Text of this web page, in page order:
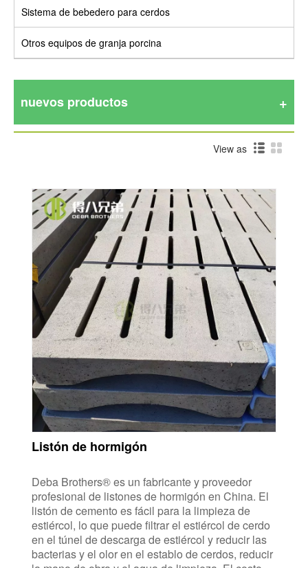
Sistema de bebedero para cerdos
Otros equipos de granja porcina
nuevos productos
View as
Listón de hormigón
Deba Brothers® es un fabricante y proveedor
profesional de listones de hormigón en China. El
listón de cemento es fácil para la limpieza de
estiércol, lo que puede filtrar el estiércol de cerdo
en el túnel de descarga de estiércol y reducir las
bacterias y el olor en el establo de cerdos, reducir